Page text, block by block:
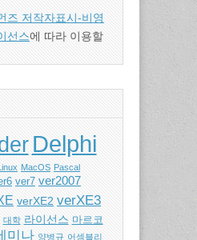
즈 저작자표시-비영
선스에 따라 이용할
Delphi
Linux MacOS Pascal
ver7 ver2007
verXE2 verXE3
대학 라이선스 마르코
미나 양병규 어셈블리